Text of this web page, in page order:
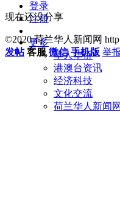
登录
注册
更多
华人华侨
港澳台资讯
经济科技
文化交流
荷兰华人新闻网
现在还没分享
©2020 荷兰华人新闻网
发帖 客服 微信 手机版 举